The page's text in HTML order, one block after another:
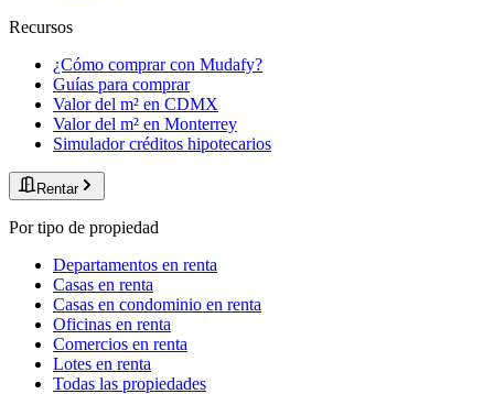
Recursos
¿Cómo comprar con Mudafy?
Guías para comprar
Valor del m² en CDMX
Valor del m² en Monterrey
Simulador créditos hipotecarios
Rentar
Por tipo de propiedad
Departamentos en renta
Casas en renta
Casas en condominio en renta
Oficinas en renta
Comercios en renta
Lotes en renta
Todas las propiedades